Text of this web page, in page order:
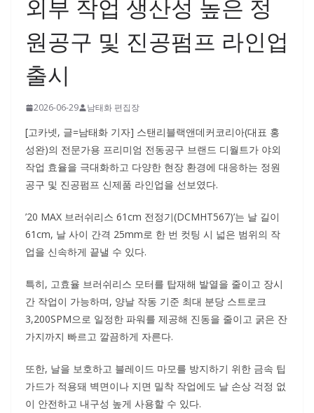
외부 작업 생산성 높은 정
원공구 및 진공펌프 라인업
출시
2026-06-29 남태화 편집장
[고카넷, 글=남태화 기자] 스탠리블랙앤데커코리아(대표 홍
성완)의 전문가용 프리미엄 전동공구 브랜드 디월트가 야외
작업 효율을 극대화하고 다양한 현장 환경에 대응하는 정원
공구 및 진공펌프 신제품 라인업을 선보였다.
’20 MAX 브러쉬리스 61cm 전정기(DCMHT567)’는 날 길이
61cm, 날 사이 간격 25mm로 한 번 컷팅 시 넓은 범위의 작
업을 신속하게 끝낼 수 있다.
특히, 고효율 브러쉬리스 모터를 탑재해 발열을 줄이고 장시
간 작업이 가능하며, 양날 작동 기준 최대 분당 스트로크
3,200SPM으로 일정한 파워를 제공해 진동을 줄이고 굵은 잔
가지까지 빠르고 깔끔하게 자른다.
또한, 날을 보호하고 블레이드 마모를 방지하기 위한 금속 팁
가드가 적용돼 벽면이나 지면 밀착 작업에도 날 손상 걱정 없
이 안전하고 내구성 높게 사용할 수 있다.